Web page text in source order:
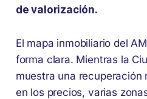
de valorización.
El mapa inmobiliario del
forma clara. Mientras la
muestra una recuperación
en los precios, varias